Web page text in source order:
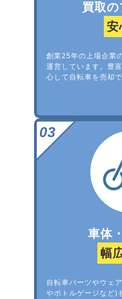
買取
安
創業25年の上場企業
運営しています。豊
心して自転車を売却で
車体
幅
自転車パーツやウェ
やボトルゲージなど)